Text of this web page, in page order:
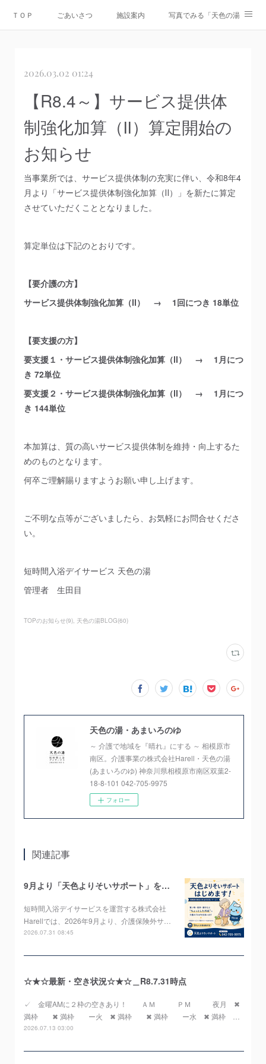
ＴＯＰ ごあいさつ 施設案内 写真でみる「天色の湯」
情報公開
2026.03.02 01:24
【R8.4～】サービス提供体
制強化加算（Ⅱ）算定開始の
お知らせ
当事業所では、サービス提供体制の充実に伴い、令和8年4
月より「サービス提供体制強化加算（Ⅱ）」を新たに算定
させていただくこととなりました。
算定単位は下記のとおりです。
【要介護の方】
サービス提供体制強化加算（Ⅱ） → 1回につき 18単位
【要支援の方】
要支援１・サービス提供体制強化加算（Ⅱ） → 1月につ
き 72単位
要支援２・サービス提供体制強化加算（Ⅱ） → 1月につ
き 144単位
本加算は、質の高いサービス提供体制を維持・向上するた
めのものとなります。
何卒ご理解賜りますようお願い申し上げます。
ご不明な点等がございましたら、お気軽にお問合せくださ
い。
短時間入浴デイサービス 天色の湯
管理者 生田目
TOPのお知らせ(9) 天色の湯BLOG(60)
天色の湯・あまいろのゆ
～ 介護で地域を『晴れ』にする ～ 相模原市
南区。介護事業の株式会社Harell・天色の湯
(あまいろのゆ) 神奈川県相模原市南区双葉2-
18-8-101 042-705-9975
フォロー
関連記事
9月より「天色よりそいサポート」をスタートします！
短時間入浴デイサービスを運営する株式会社
Harellでは、2026年9月より、介護保険外サ…
2026.07.31 08:45
☆★☆最新・空き状況☆★☆＿R8.7.31時点
✓ 金曜AMに２枠の空きあり！ ＡＭ ＰＭ 夜月 ✖
満枠 ✖ 満枠 ー火 ✖ 満枠 ✖ 満枠 ー水 ✖ 満枠 …
2026.07.13 03:00